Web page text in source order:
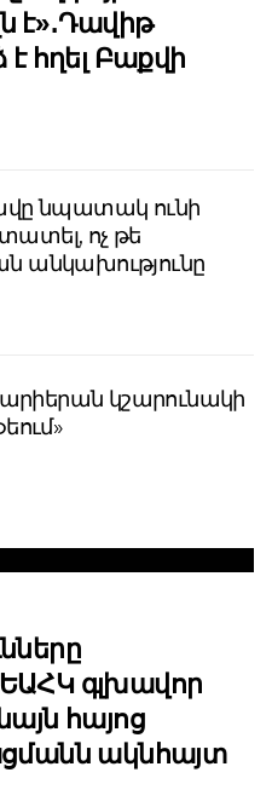
է»․Դավիթ
հղել Բաքվի
նպատակ ունի
ոչ թե
կշարունակի
գլխավոր
հայոց
ակնհայտ